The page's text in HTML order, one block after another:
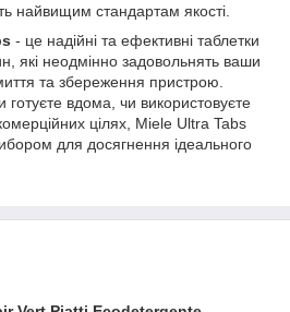
найвищим стандартам якості.
- це надійні та ефективні таблетки
які неодмінно задовольнять ваши
та збереження пристрою.
готуєте вдома, чи використовуєте
цілях, Miele Ultra Tabs
для досягнення ідеального